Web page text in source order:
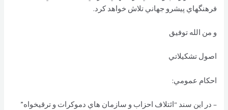
فرهنگهاي پيشرو جهاني تلاش خواهد كرد.
و من الله توفيق
اصول تشكيلاتي
احكام عمومي:
– در اين سند “ائتلاف احزاب و سازمان هاي دموكرات و ترقیخواه”